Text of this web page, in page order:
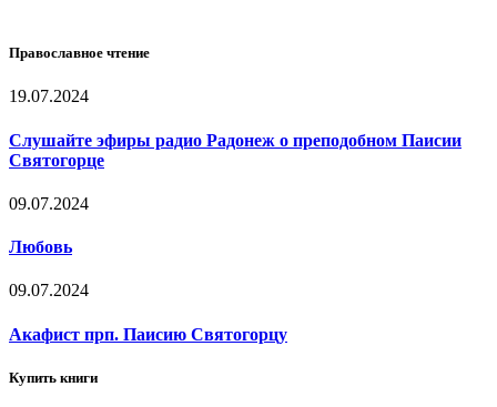
Православное чтение
19.07.2024
Слушайте эфиры радио Радонеж о преподобном Паисии
Святогорце
09.07.2024
Любовь
09.07.2024
Акафист прп. Паисию Святогорцу
Купить книги